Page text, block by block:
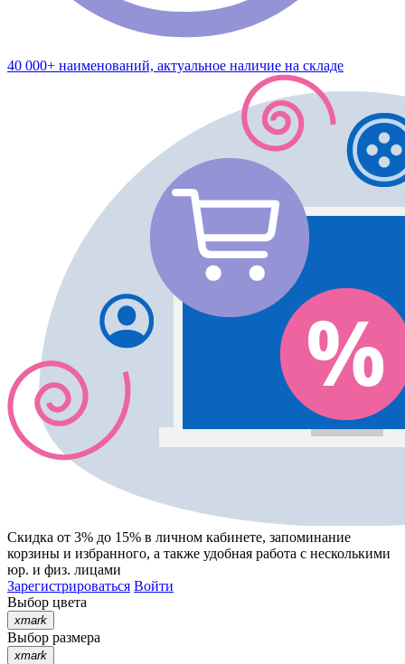
40 000+ наименований, актуальное наличие на складе
Скидка от 3% до 15% в личном кабинете, запоминание
корзины и избранного, а также удобная работа с несколькими
юр. и физ. лицами
Зарегистрироваться Войти
Выбор цвета
xmark
Выбор размера
xmark